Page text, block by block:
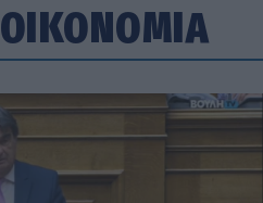
ΟΙΚΟΝΟΜΙΑ